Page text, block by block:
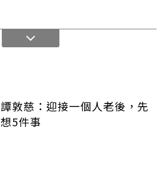
譚敦慈：迎接一個人老後，先
想5件事